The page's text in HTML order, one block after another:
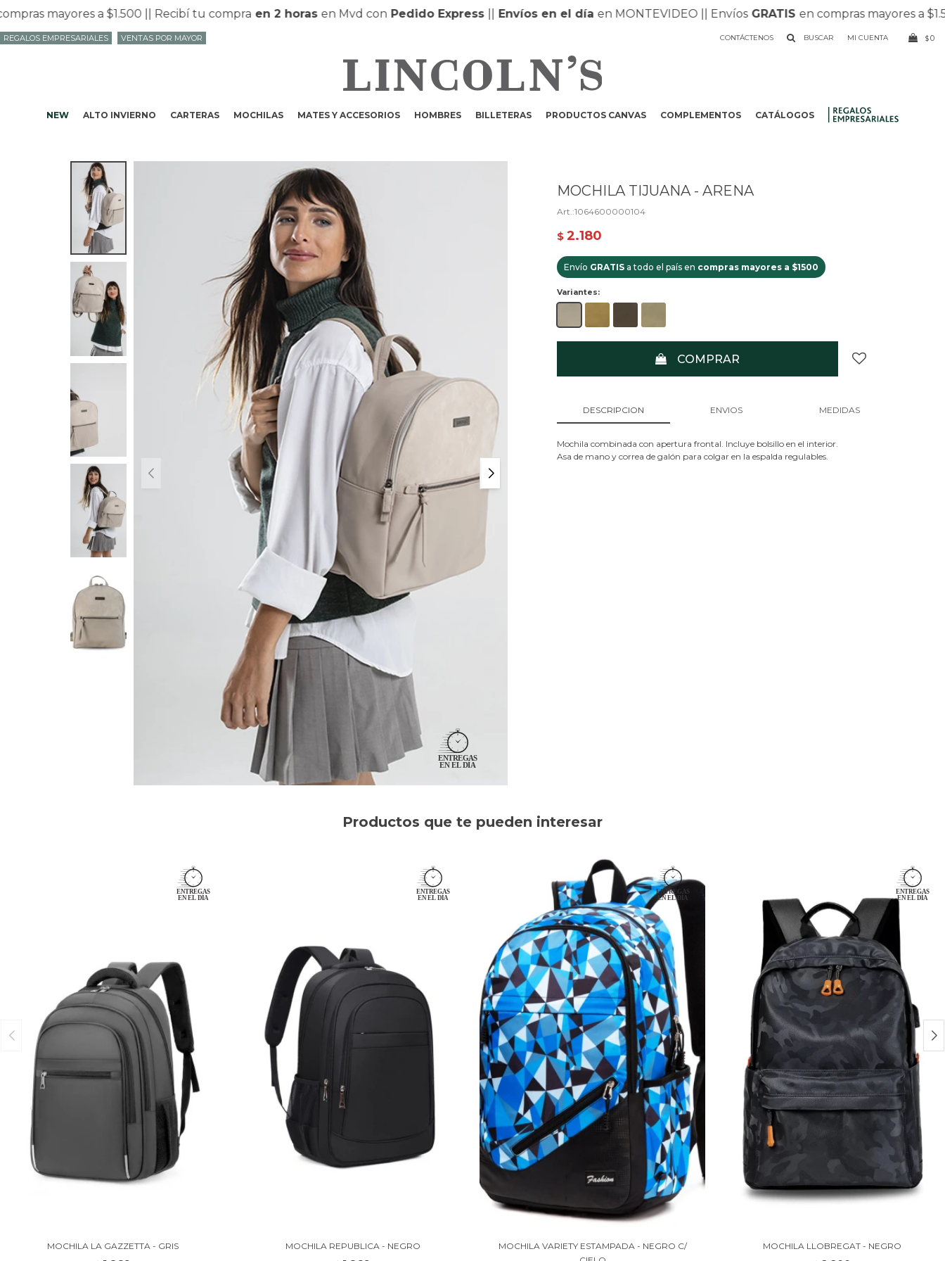
mayores a $1.500 || Recibí tu compraen 2 horasen Mvd con Pedido Express||Envíos en el día en MONTEVIDEO || EnvíosGRATISen compras mayores a $1.500 |
NEW ALTO INVIERNO CARTERAS MOCHILAS MATES Y ACCESORIOS HOMBRES BILLETERAS PRODUCTOS CANVAS COMPLEMENTOS CATÁLOGOS
CONTÁCTENOS $0
REGALOS EMPRESARIALES VENTAS POR MAYOR
MOCHILA TIJUANA - ARENA
1064600000104
$ 2.180
Envío GRATIS a todo el país en compras mayores a $1500
Variantes:
COMPRAR
DESCRIPCION ENVIOS MEDIDAS
Mochila combinada con apertura frontal. Incluye bolsillo en el interior.
Asa de mano y correa de galón para colgar en la espalda regulables.
Productos que te pueden interesar
MOCHILA LA GAZZETTA - GRIS MOCHILA REPUBLICA - NEGRO
MOCHILA VARIETY ESTAMPADA - NEGRO C/
MOCHILA LLOBREGAT - NEGRO